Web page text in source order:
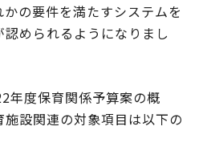
の要件を満たすシステムを
められるようになりまし
年度保育関係予算案の概
設関連の対象項目は以下の